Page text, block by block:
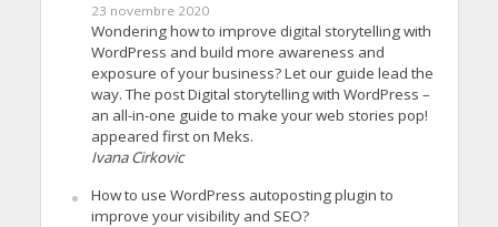
23 novembre 2020
Wondering how to improve digital storytelling with
WordPress and build more awareness and
exposure of your business? Let our guide lead the
way. The post Digital storytelling with WordPress –
an all-in-one guide to make your web stories pop!
appeared first on Meks.
Ivana Cirkovic
How to use WordPress autoposting plugin to
improve your visibility and SEO?